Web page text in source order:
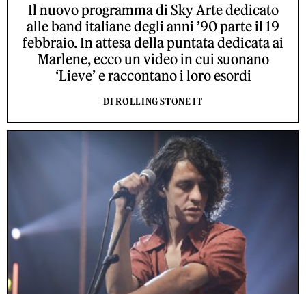
Il nuovo programma di Sky Arte dedicato
alle band italiane degli anni ’90 parte il 19
febbraio. In attesa della puntata dedicata ai
Marlene, ecco un video in cui suonano
‘Lieve’ e raccontano i loro esordi
DI ROLLING STONE IT